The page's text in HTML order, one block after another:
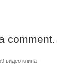
comment.
видео клипа